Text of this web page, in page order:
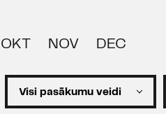
OKT NOV DEC